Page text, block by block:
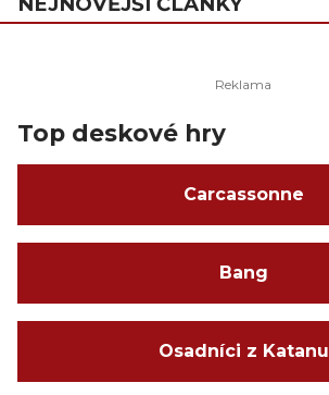
Top deskové hry
Carcassonne
Bang
Osadníci z Katanu